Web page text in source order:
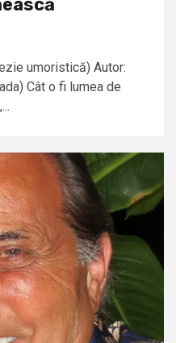
umoristică) Autor:
Cât o fi lumea de